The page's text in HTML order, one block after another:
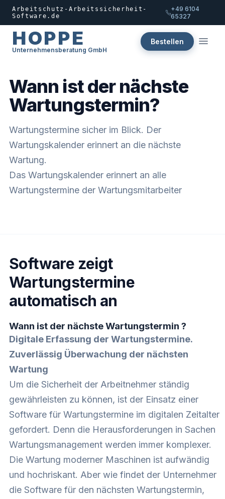
Arbeitschutz-Arbeitssicherheit-
Software.de
+49 6104
65327
HOPPE
Unternehmensberatung GmbH
Bestellen
Wann ist der nächste
Wartungstermin?
Wartungstermine sicher im Blick. Der
Wartungskalender erinnert an die nächste
Wartung.
Das Wartungskalender erinnert an alle
Wartungstermine der Wartungsmitarbeiter
Software zeigt
Wartungstermine
automatisch an
Wann ist der nächste Wartungstermin ?
Digitale Erfassung der Wartungstermine.
Zuverlässig Überwachung der nächsten
Wartung
Um die Sicherheit der Arbeitnehmer ständig
gewährleisten zu können, ist der Einsatz einer
Software für Wartungstermine im digitalen Zeitalter
gefordert. Denn die Herausforderungen in Sachen
Wartungsmanagement werden immer komplexer.
Die Wartung moderner Maschinen ist aufwändig
und hochriskant. Aber wie findet der Unternehmer
die Software für den nächsten Wartungstermin,